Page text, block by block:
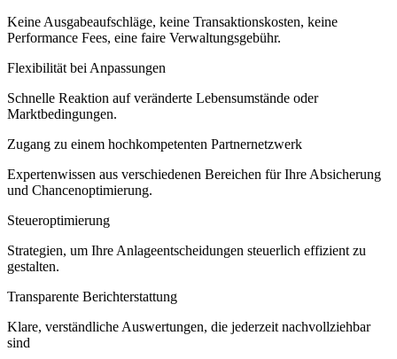
Keine Ausgabeaufschläge, keine Transaktionskosten, keine
Performance Fees, eine faire Verwaltungsgebühr.
Flexibilität bei Anpassungen
Schnelle Reaktion auf veränderte Lebensumstände oder
Marktbedingungen.
Zugang zu einem hochkompetenten Partnernetzwerk
Expertenwissen aus verschiedenen Bereichen für Ihre Absicherung
und Chancenoptimierung.
Steueroptimierung
Strategien, um Ihre Anlageentscheidungen steuerlich effizient zu
gestalten.
Transparente Berichterstattung
Klare, verständliche Auswertungen, die jederzeit nachvollziehbar
sind